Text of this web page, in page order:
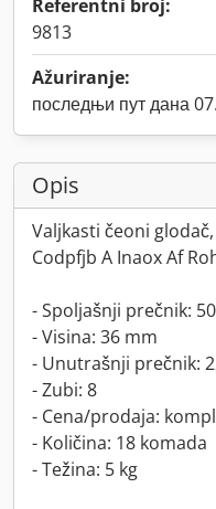
Referentni broj:
9813
Ažuriranje:
последњи пут дана
Opis
Valjkasti čeoni
Codpfjb A Inaox Af
- Spoljašnji prečnik:
- Visina: 36 mm
- Unutrašnji prečnik:
- Zubi: 8
- Cena/prodaja:
- Količina: 18 komada
- Težina: 5 kg